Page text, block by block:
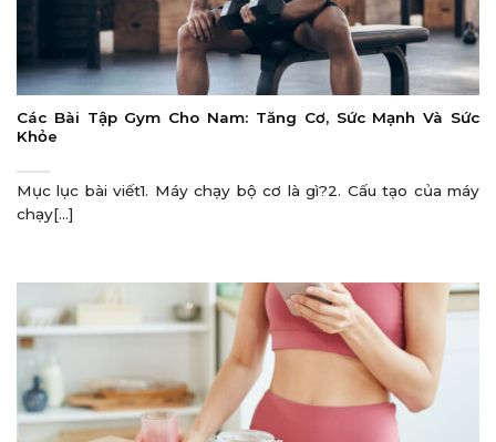
Các Bài Tập Gym Cho Nam: Tăng Cơ, Sức Mạnh Và Sức
Khỏe
Mục lục bài viết1. Máy chạy bộ cơ là gì?2. Cấu tạo của máy
chạy[...]